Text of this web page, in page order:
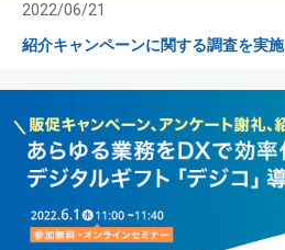
2022/06/21
紹介キャンペーンに関する調査を実施